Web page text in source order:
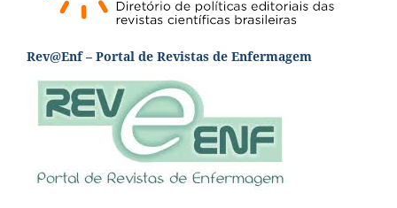
Rev@Enf – Portal de Revistas de Enfermagem